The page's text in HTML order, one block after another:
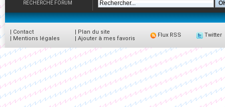
RECHERCHE FORUM
| Contact
| Mentions légales
| Plan du site
| Ajouter à mes favoris
Flux RSS Twitter